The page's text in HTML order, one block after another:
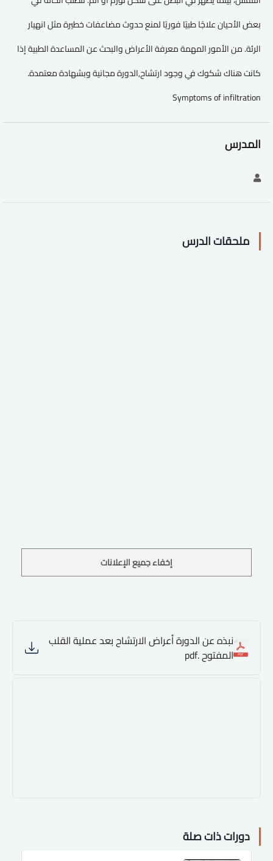
بعض الأحيان علاجًا طبيًا فوريًا لمنع حدوث مضاعفات خطيرة مثل انهيار
الرئة. من الأمور المهمة معرفة الأعراض والبحث عن المساعدة الطبية إذا
كانت هناك شكوك في وجود ارتشاح,الدورة مجانية وبشهادة معتمدة.
Symptoms of infiltration
المدرس
ملحقات الدرس
إخفاء جميع الإعلانات
نبذه عن الدورة أعراض الارتشاح بعد عملية القلب
المفتوح .pdf
دورات ذات صلة